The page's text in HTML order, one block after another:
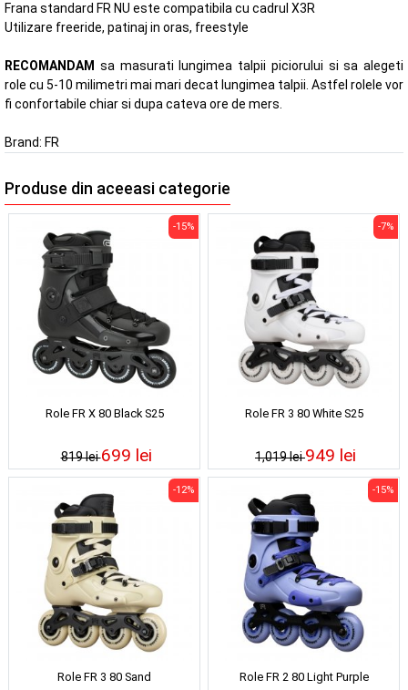
Frana standard FR NU este compatibila cu cadrul X3R
Utilizare freeride, patinaj in oras, freestyle
RECOMANDAM sa masurati lungimea talpii piciorului si sa alegeti
role cu 5-10 milimetri mai mari decat lungimea talpii. Astfel rolele vor
fi confortabile chiar si dupa cateva ore de mers.
Brand: FR
Produse din aceeasi categorie
Role FR X 80 Black S25
819 lei
-15%
699 lei
Role FR 3 80 White S25
1,019 lei
-7%
949 lei
Role FR 3 80 Sand
-12%
Role FR 2 80 Light Purple
-15%